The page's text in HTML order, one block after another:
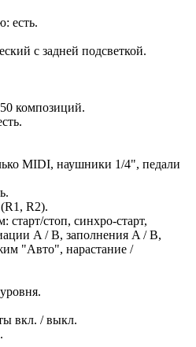
есть.
с задней подсветкой.
композиций.
MIDI, наушники 1/4", педали
R2).
старт/стоп, синхро-старт,
A / B, заполнения A / B,
"Авто", нарастание /
вкл. / выкл.